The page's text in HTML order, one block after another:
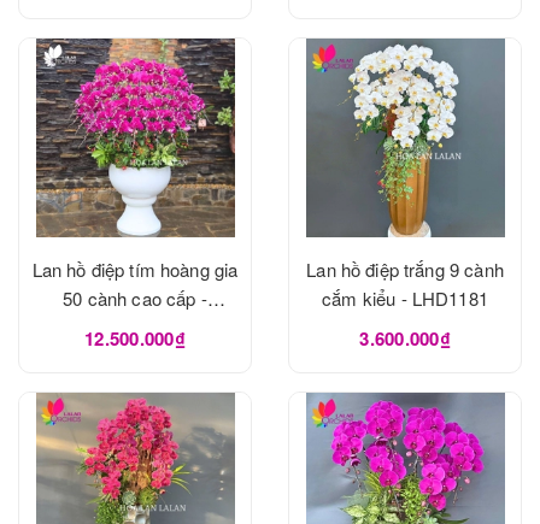
Lan hồ điệp tím hoàng gia
50 cành cao cấp -
LHD1182
12.500.000₫
Lan hồ điệp trắng 9 cành
cắm kiểu - LHD1181
3.600.000₫